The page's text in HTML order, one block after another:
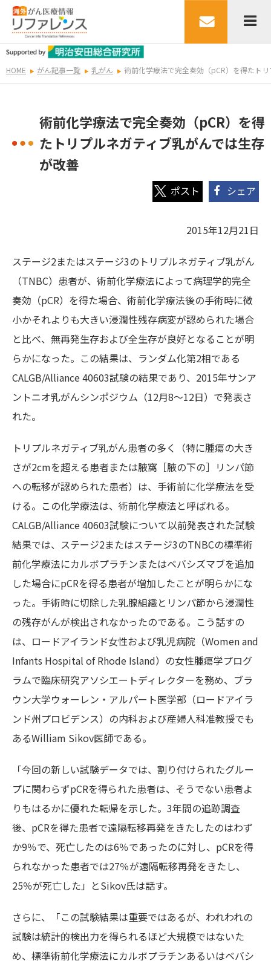
HOME がん記事一覧 乳がん 術前化学療法で完全奏効（pCR）を得たト
術前化学療法で完全奏効（pCR）を得
たトリプルネガティブ乳がんでは生存
が改善
シェア
2015年12月21日
ステージ2またはステージ3のトリプルネガティブ乳がん
（TNBC）患者が、術前化学療法によって病理学的完全
奏効（pCR）を得た場合、術前化学療法後の手術時に微
小かそれよりも大きい浸潤性残存病変が認められた場合
と比べ、無再発生存および全生存が良好となることが明
らかになった。この結果は、ランダム化第2相である
CALGB/Alliance 40603試験の結果であり、2015年サンア
ントニオ乳がんシンポジウム（12月8～12日）で発表さ
れた。
トリプルネガティブ乳がん患者の多く（特に腫瘍の大き
さが2cmを超える患者または腋窩［腋の下の］リンパ節
への転移が認められた患者）は、手術前に化学療法を受
ける。この化学療法は、術前化学療法と呼ばれる。
CALGB/Alliance 40603試験について以前発表された試験
結果では、ステージ2またはステージ3のTNBCの標準術
前化学療法にカルボプラチンまたはベバシズマブを追加
した場合にpCRを得る患者が増加したことが明らかにな
った。手術時に切除した乳腺組織とリンパ節から浸潤性
の残存がんが検出されなかったのである。こう話すの
は、ロードアイランド女性および乳児病院（Women and
Infants Hospital of Rhode Island）の女性腫瘍学プログ
ラムで臨床研究アソシエートディレクターを務め、ブラ
ウン大学ウォーレン・アルパート医学部（ロードアイラ
ンド州プロビデンス）の内科および産婦人科准教授でも
あるWilliam Sikov医師である。
「今回の新しい試験データでは、割り付けられたグルー
プに関わらずpCRを得られた患者は、そうでない患者よ
りもはるかに優れた転帰を示した。3年間の追跡調査
後、pCRを得た患者で遠隔転移再発をきたしたのはわず
か9％で、死亡したのは6％であったのに対し、pCRを得
られなかった患者では27％が遠隔転移再発をきたし、
25％が死亡した」とSikov氏は話す。
さらに、「この試験結果は重要ではあるが、われわれの
試験は統計的検出力を得られるほど大規模ではないた
め、標準術前化学療法にカルボプラチンあるいはベバシ